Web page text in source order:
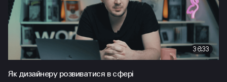
36:33
Як дизайнеру розвиватися в сфері